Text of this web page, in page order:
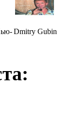
Dmitry Gubin